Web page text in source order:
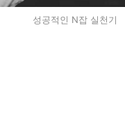
성공적인 N잡 실천기